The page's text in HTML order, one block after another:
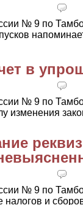
№ 9 по
в
№ 9 по
изменения
№ 9 по
налогов и